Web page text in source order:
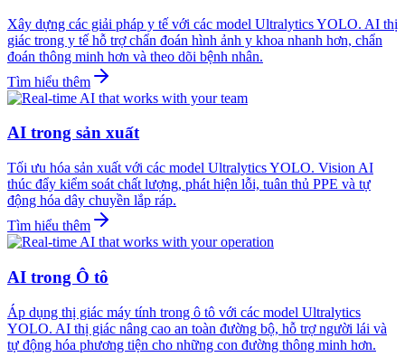
Xây dựng các giải pháp y tế với các model Ultralytics YOLO. AI thị
giác trong y tế hỗ trợ chẩn đoán hình ảnh y khoa nhanh hơn, chẩn
đoán thông minh hơn và theo dõi bệnh nhân.
Tìm hiểu thêm
AI trong sản xuất
Tối ưu hóa sản xuất với các model Ultralytics YOLO. Vision AI
thúc đẩy kiểm soát chất lượng, phát hiện lỗi, tuân thủ PPE và tự
động hóa dây chuyền lắp ráp.
Tìm hiểu thêm
AI trong Ô tô
Áp dụng thị giác máy tính trong ô tô với các model Ultralytics
YOLO. AI thị giác nâng cao an toàn đường bộ, hỗ trợ người lái và
tự động hóa phương tiện cho những con đường thông minh hơn.